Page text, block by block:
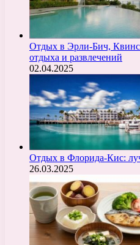
Отдых в Эрли-Бич,
отдыха и развлечений
02.04.2025
Отдых в Флорида-Кис:
26.03.2025